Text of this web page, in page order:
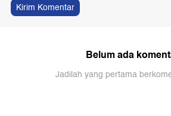
Kirim Komentar
Belum ada
Jadilah yang pertama